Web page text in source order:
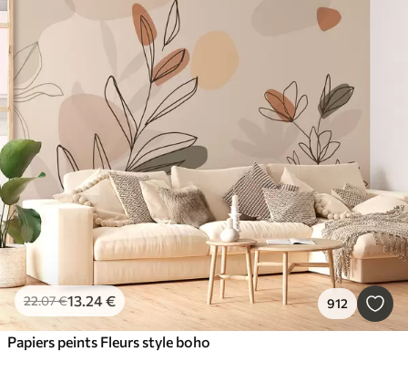
22.07€13.24€ 912
Papiers peints Fleurs style boho